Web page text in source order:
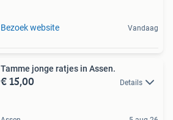
Bezoek website Vandaag
Tamme jonge ratjes in Assen.
€ 15,00 Details